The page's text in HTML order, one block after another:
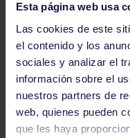
Esta página web usa
Las cookies de este
el contenido y los
sociales y analizar el
información sobre el
nuestros partners de
web, quienes pueden
que les haya
Atletismo 22